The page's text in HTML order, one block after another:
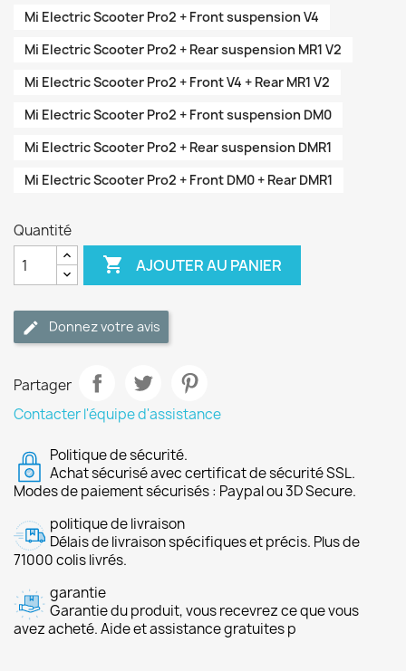
Mi Electric Scooter Pro2 + Front suspension V4
Mi Electric Scooter Pro2 + Rear suspension MR1 V2
Mi Electric Scooter Pro2 + Front V4 + Rear MR1 V2
Mi Electric Scooter Pro2 + Front suspension DM0
Mi Electric Scooter Pro2 + Rear suspension DMR1
Mi Electric Scooter Pro2 + Front DM0 + Rear DMR1
Quantité
 AJOUTER AU PANIER
Donnez votre avis
Partager
Contacter l'équipe d'assistance
Politique de sécurité.
Achat sécurisé avec certificat de sécurité SSL.
Modes de paiement sécurisés : Paypal ou 3D Secure.
politique de livraison
Délais de livraison spécifiques et précis. Plus de
71000 colis livrés.
garantie
Garantie du produit, vous recevrez ce que vous
avez acheté. Aide et assistance gratuites p